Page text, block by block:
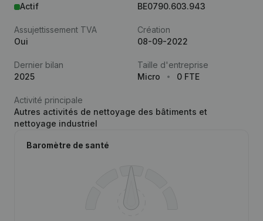
Actif
BE0790.603.943
Assujettissement TVA
Oui
Création
08-09-2022
Dernier bilan
2025
Taille d'entreprise
Micro
0 FTE
Activité principale
Autres activités de nettoyage des bâtiments et
nettoyage industriel
Baromètre de santé